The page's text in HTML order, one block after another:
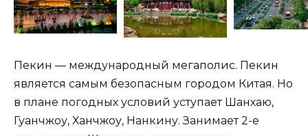
Пекин — международный мегаполис. Пекин
является самым безопасным городом Китая. Но
в плане погодных условий уступает Шанхаю,
Гуанчжоу, Ханчжоу, Нанкину. Занимает 2-е